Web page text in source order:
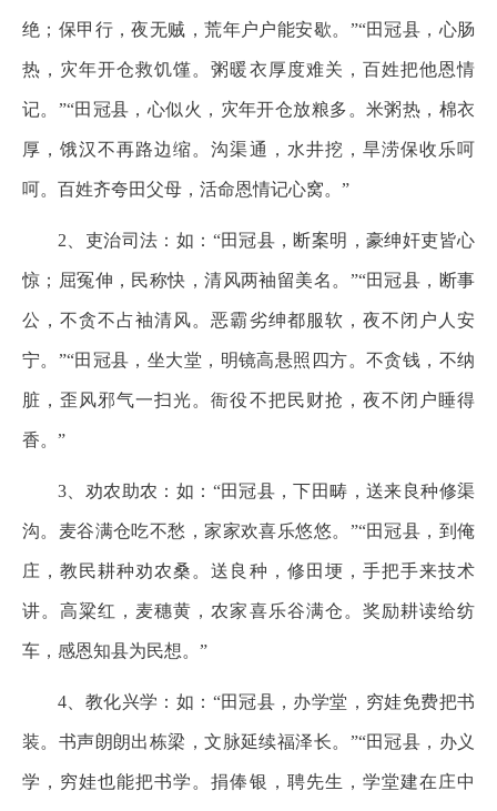
绝；保甲行，夜无贼，荒年户户能安歇。”“田冠县，心肠
热，灾年开仓救饥馑。粥暖衣厚度难关，百姓把他恩情
记。”“田冠县，心似火，灾年开仓放粮多。米粥热，棉衣
厚，饿汉不再路边缩。沟渠通，水井挖，旱涝保收乐呵
呵。百姓齐夸田父母，活命恩情记心窝。”
2、吏治司法：如：“田冠县，断案明，豪绅奸吏皆心
惊；屈冤伸，民称快，清风两袖留美名。”“田冠县，断事
公，不贪不占袖清风。恶霸劣绅都服软，夜不闭户人安
宁。”“田冠县，坐大堂，明镜高悬照四方。不贪钱，不纳
脏，歪风邪气一扫光。衙役不把民财抢，夜不闭户睡得
香。”
3、劝农助农：如：“田冠县，下田畴，送来良种修渠
沟。麦谷满仓吃不愁，家家欢喜乐悠悠。”“田冠县，到俺
庄，教民耕种劝农桑。送良种，修田埂，手把手来技术
讲。高粱红，麦穗黄，农家喜乐谷满仓。奖励耕读给纺
车，感恩知县为民想。”
4、教化兴学：如：“田冠县，办学堂，穷娃免费把书
装。书声朗朗出栋梁，文脉延续福泽长。”“田冠县，办义
学，穷娃也能把书学。捐俸银，聘先生，学堂建在庄中